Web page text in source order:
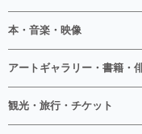
本・音楽・映像
アートギャラリー・書籍・
観光・旅行・チケット